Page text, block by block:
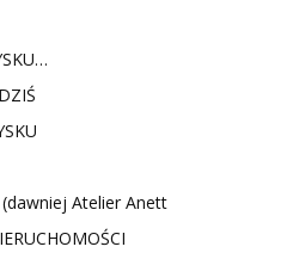
Atelier Anett